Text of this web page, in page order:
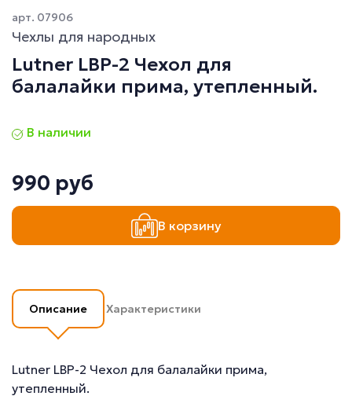
арт. 07906
Чехлы для народных
Lutner LBP-2 Чехол для
балалайки прима, утепленный.
В наличии
990 руб
В корзину
Описание Характеристики
Lutner LBP-2 Чехол для балалайки прима,
утепленный.